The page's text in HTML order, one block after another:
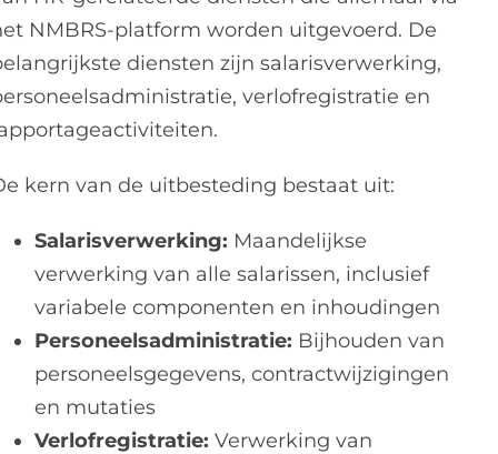
NMBRS-platform worden uitgevoerd. De
diensten zijn salarisverwerking,
verlofregistratie en
kern van de uitbesteding bestaat uit:
Salarisverwerking: Maandelijkse
verwerking van alle salarissen, inclusief
variabele componenten en inhoudingen
Personeelsadministratie: Bijhouden van
personeelsgegevens, contractwijzigingen
en mutaties
Verlofregistratie: Verwerking van